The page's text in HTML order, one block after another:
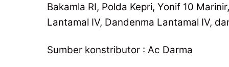
Bakamla RI, Polda Kepri, Yonif 10
Lantamal IV, Dandenma Lantamal IV,
Sumber konstributor : Ac Darma